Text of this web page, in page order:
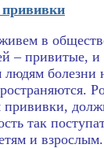
в
– привитые, и
людям болезни
так
и взрослым.